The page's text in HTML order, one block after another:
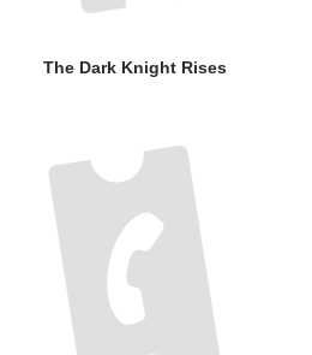
The Dark Knight Rises